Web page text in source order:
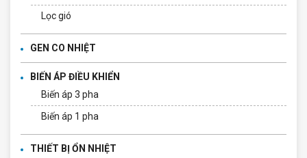
Lọc gió
GEN CO NHIỆT
BIẾN ÁP ĐIỀU KHIỂN
Biến áp 3 pha
Biến áp 1 pha
THIẾT BỊ ỔN NHIỆT